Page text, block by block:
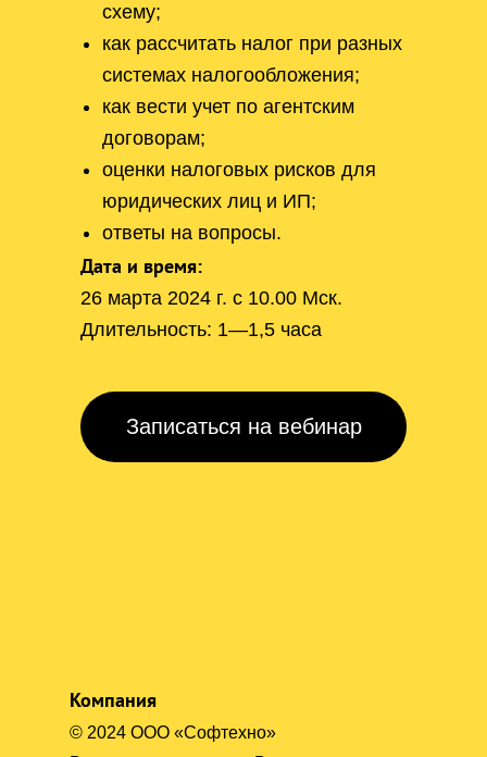
Записаться на вебинар
схему;
как рассчитать налог при разных
системах налогообложения;
как вести учет по агентским
договорам;
оценки налоговых рисков для
юридических лиц и ИП;
ответы на вопросы.
26 марта 2024 г. с 10.00 Мск.
Длительность: 1—1,5 часа
Дата и время:
Компания
© 2024 ООО «Софтехно»